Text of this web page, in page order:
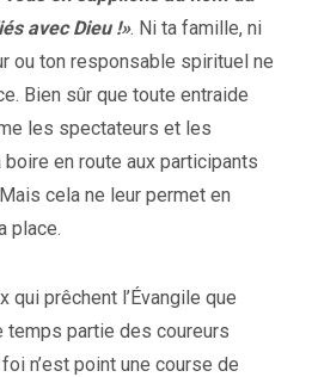
avec Dieu !». Ni ta famille, ni
ou ton responsable spirituel ne
Bien sûr que toute entraide
les spectateurs et les
en route aux participants
cela ne leur permet en
place.
qui prêchent l’Évangile que
temps partie des coureurs
n’est point une course de